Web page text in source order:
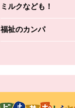
ミルクなども！
福祉のカンパ